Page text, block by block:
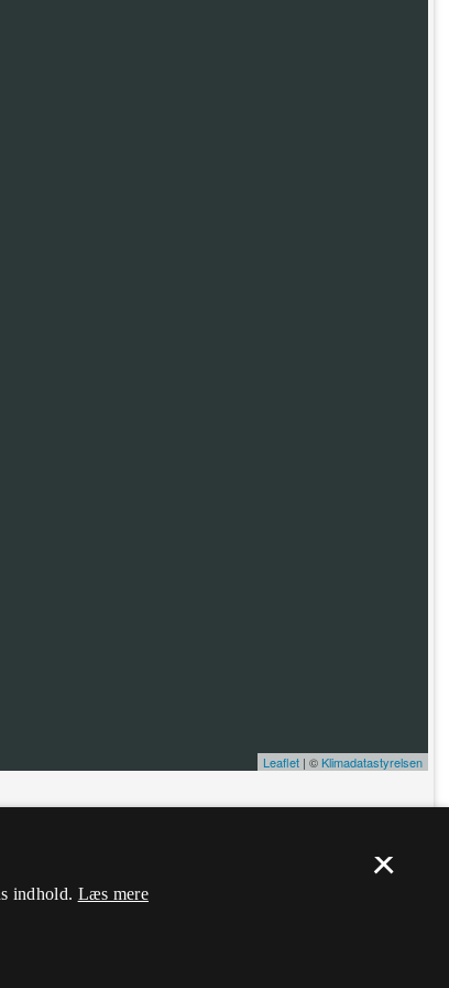
Leaflet| ©Klimadatastyrelsen
×
indhold. Læs mere